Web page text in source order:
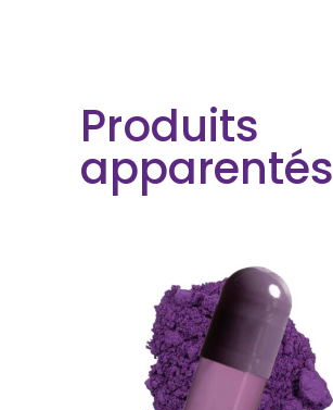
Produits
apparentés
EN SAVOIR PLUS